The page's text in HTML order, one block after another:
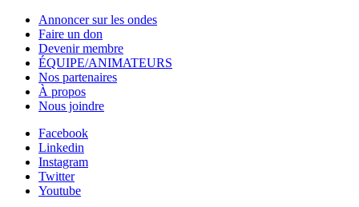
Annoncer sur les ondes
Faire un don
Devenir membre
ÉQUIPE/ANIMATEURS
Nos partenaires
À propos
Nous joindre
Facebook
Linkedin
Instagram
Twitter
Youtube